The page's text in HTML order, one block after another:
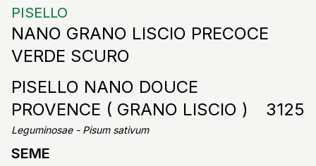
PISELLO
NANO GRANO LISCIO PRECOCE
VERDE SCURO
PISELLO NANO DOUCE
PROVENCE ( GRANO LISCIO )
3125
Leguminosae - Pisum sativum
SEME